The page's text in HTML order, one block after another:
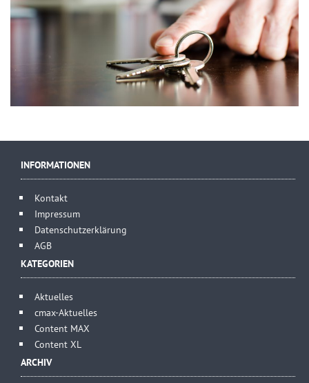
INFORMATIONEN
Kontakt
Impressum
Datenschutzerklärung
AGB
KATEGORIEN
Aktuelles
cmax-Aktuelles
Content MAX
Content XL
ARCHIV